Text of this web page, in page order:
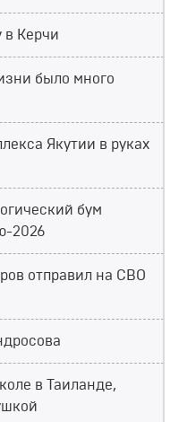
в Керчи
было много
Якутии в руках
бум
2026
отправил на СВО
в Таиланде,